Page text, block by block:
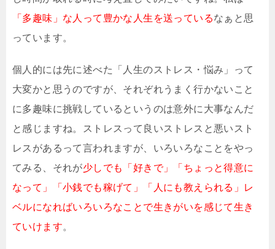
「多趣味」な人って豊かな人生を送っているなぁと思
っています。
個人的には先に述べた「人生のストレス・悩み」って
大変かと思うのですが、それぞれうまく行かないこと
に多趣味に挑戦しているというのは意外に大事なんだ
と感じますね。ストレスって良いストレスと悪いスト
レスがあるって言われますが、いろいろなことをやっ
てみる、それが少しでも「好きで」「ちょっと得意に
なって」「小銭でも稼げて」「人にも教えられる」レ
ベルになればいろいろなことで生きがいを感じて生き
ていけます。